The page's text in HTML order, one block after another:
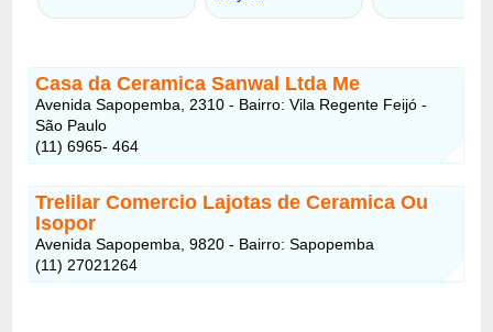
Casa da Ceramica Sanwal Ltda Me
Avenida Sapopemba, 2310 - Bairro: Vila Regente Feijó -
São Paulo
(11) 6965- 464
Trelilar Comercio Lajotas de Ceramica Ou
Isopor
Avenida Sapopemba, 9820 - Bairro: Sapopemba
(11) 27021264